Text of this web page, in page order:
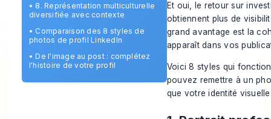
• 8. Représentation multiculturelle
diversifiée avec contexte
• Comparaison des 8 styles de
photos de profil LinkedIn
• De l'image au post : complétez
l'histoire de votre profil
Et oui, le retour sur
obtiennent plus de
grand avantage est la
apparaît dans vos
Voici 8 styles qui
pouvez remettre à un
que votre identité